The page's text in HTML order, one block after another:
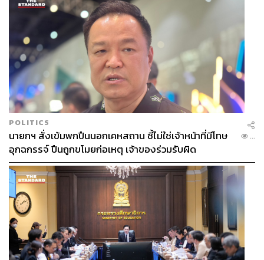
หลายอย่างไปหมดแล้ว ทำให้เหลือแค่การหักเหลี่ยมเฉือนคม
ระหว่างปฏิบัติภารกิจกันแบบจุใจ ไม่แน่ใจว่าผลลัพธ์ของ
ปฏิบัติการ 128 ชั่วโมงของการปล้นจะออกมาถูกใจหลายคน
หรือเปล่า แต่ที่แน่ๆ คือภาคนี้ดำเนินเรื่องฉับไว บีบหัวใจ และ
มีเรื่องไม่คาดฝันเกิดขึ้นเยอะกว่าเดิมมากแน่นอน
POLITICS
นายกฯ สั่งเข้มพกปืนนอกเคหสถาน ชี้ไม่ใช่เจ้าหน้าที่มีโทษ
อุกฉกรรจ์ ปืนถูกขโมยก่อเหตุ เจ้าของร่วมรับผิด
...